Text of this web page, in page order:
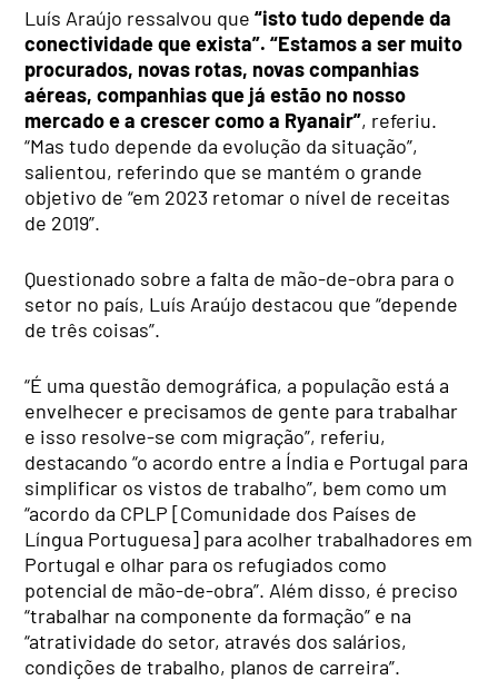
Luís Araújo ressalvou que“isto tudo depende da
conectividade que exista”. “Estamos a ser muito
procurados, novas rotas, novas companhias
aéreas, companhias que já estão no nosso
mercado e a crescer como a Ryanair”, referiu.
“Mas tudo depende da evolução da situação”,
salientou, referindo que se mantém o grande
objetivo de “em 2023 retomar o nível de receitas
de 2019”.
Questionado sobre a falta de mão-de-obra para o
setor no país, Luís Araújo destacou que “depende
de três coisas”.
“É uma questão demográfica, a população está a
envelhecer e precisamos de gente para trabalhar
e isso resolve-se com migração”, referiu,
destacando “o acordo entre a Índia e Portugal para
simplificar os vistos de trabalho”, bem como um
“acordo da CPLP [Comunidade dos Países de
Língua Portuguesa] para acolher trabalhadores em
Portugal e olhar para os refugiados como
potencial de mão-de-obra”. Além disso, é preciso
“trabalhar na componente da formação” e na
“atratividade do setor, através dos salários,
condições de trabalho, planos de carreira”.